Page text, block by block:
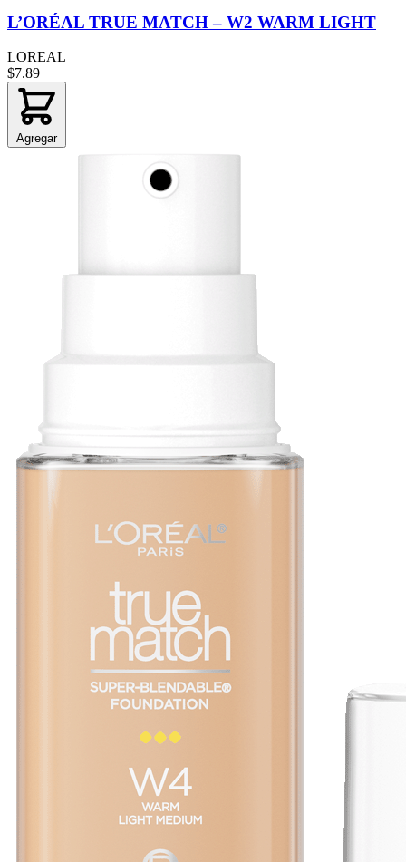
L’ORÉAL TRUE MATCH – W2 WARM LIGHT
LOREAL
$7.89
Agregar